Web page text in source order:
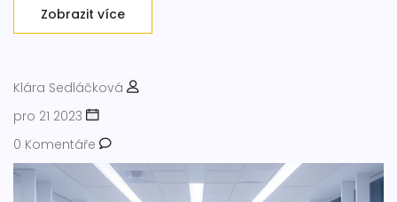
Zobrazit více
Klára Sedláčková
pro 21 2023
0 Komentáře